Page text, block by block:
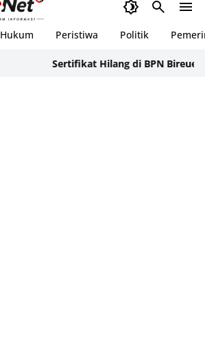
Hukum Peristiwa Politik
Sertifikat Hilang di BPN Bireuen,